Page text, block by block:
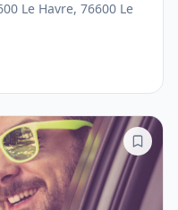
Le Havre, 76600 Le